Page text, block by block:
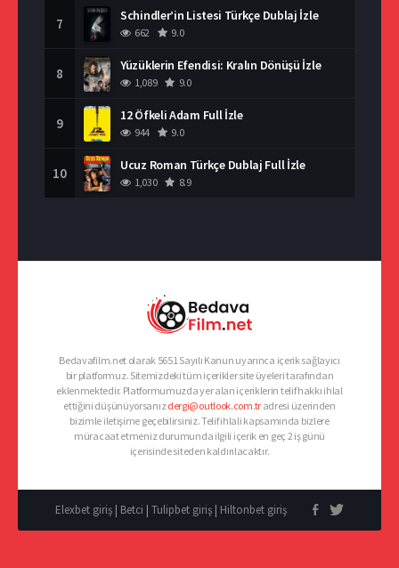
7 Schindler’in Listesi Türkçe Dublaj İzle
662 9.0
8 Yüzüklerin Efendisi: Kralın Dönüşü İzle
1,089 9.0
9 12 Öfkeli Adam Full İzle
944 9.0
10 Ucuz Roman Türkçe Dublaj Full İzle
1,030 8.9
Bedavafilm.net olarak 5651 Sayılı Kanun uyarınca içerik sağlayıcı
bir platformuz. Sitemizdeki tüm içerikler site üyeleri tarafından
eklenmektedir. Platformumuzda yer alan içeriklerin telif hakkı ihlal
ettiğini düşünüyorsanızdergi@outlook.com.tr adresi üzerinden
bizimle iletişime geçebilirsiniz. Telif ihlali kapsamında bizlere
müracaat etmeniz durumunda ilgili içerik en geç 2 iş günü
içerisinde siteden kaldırılacaktır.
Elexbet giriş | Betci | Tulipbet giriş | Hiltonbet giriş